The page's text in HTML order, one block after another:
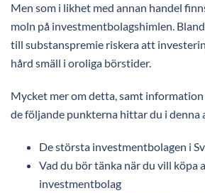
Men som i likhet med annan handel
moln på investmentbolagshimlen.
till substanspremie riskera att
hård smäll i oroliga börstider.
Mycket mer om detta, samt
de följande punkterna hittar du i denna
De största investmentbolagen i
Vad du bör tänka när du vill köpa
investmentbolag